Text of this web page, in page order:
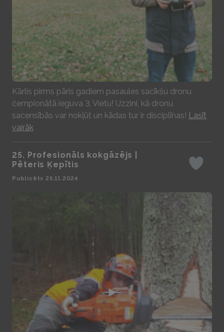
Play
Kārlis pirms pāris gadiem pasaules sacīkšu dronu
čempionātā ieguva 3. Vietu! Uzzini, kā dronu
sacensībās var nokļūt un kādas tur ir disciplīnas! Lasīt
vairāk
25. Profesionāls kokgāzējs |
Pēteris Ķepītis
Publicēts 25.11.2024
Iepatikas